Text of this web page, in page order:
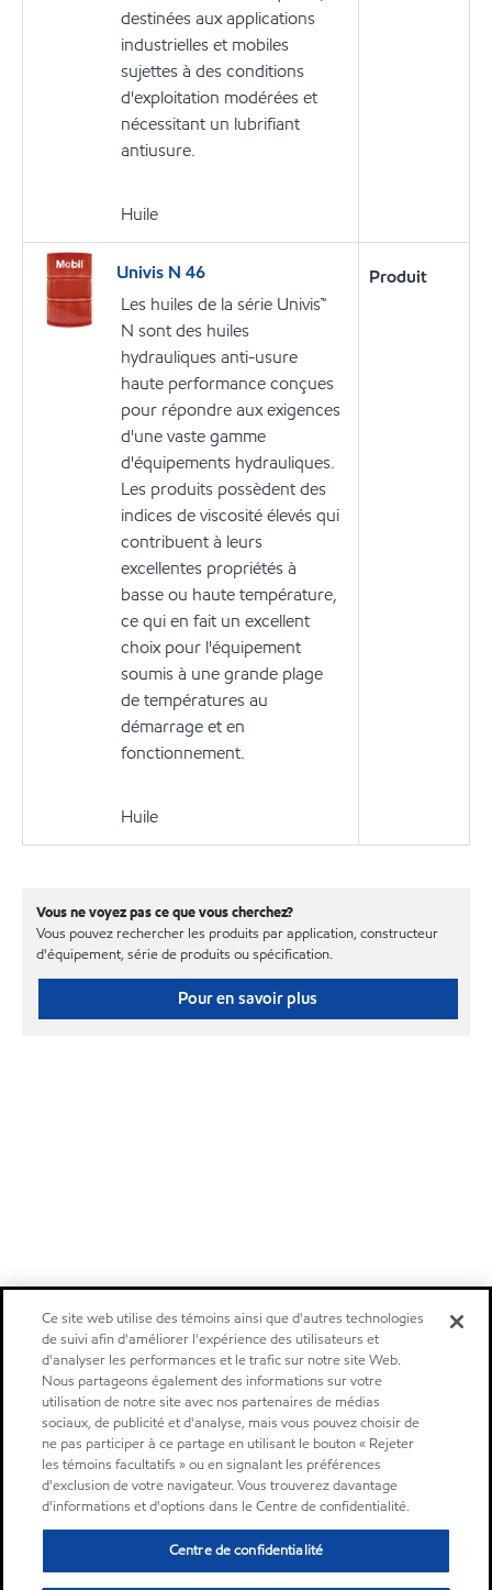
destinées aux applications
industrielles et mobiles
sujettes à des conditions
d'exploitation modérées et
nécessitant un lubrifiant
antiusure.
Huile
Univis N 46
Les huiles de la série Univis™
N sont des huiles
hydrauliques anti-usure
haute performance conçues
pour répondre aux exigences
d'une vaste gamme
d'équipements hydrauliques.
Les produits possèdent des
indices de viscosité élevés qui
contribuent à leurs
excellentes propriétés à
basse ou haute température,
ce qui en fait un excellent
choix pour l'équipement
soumis à une grande plage
de températures au
démarrage et en
fonctionnement.
Huile
Produit
Vous ne voyez pas ce que vous cherchez?
Vous pouvez rechercher les produits par application, constructeur
d'équipement, série de produits ou spécification.
Pour en savoir plus
Ce site web utilise des témoins ainsi que d'autres technologies
de suivi afin d'améliorer l'expérience des utilisateurs et
d'analyser les performances et le trafic sur notre site Web.
Nous partageons également des informations sur votre
utilisation de notre site avec nos partenaires de médias
sociaux, de publicité et d'analyse, mais vous pouvez choisir de
ne pas participer à ce partage en utilisant le bouton « Rejeter
les témoins facultatifs » ou en signalant les préférences
d'exclusion de votre navigateur. Vous trouverez davantage
d'informations et d'options dans le Centre de confidentialité.
Centre de confidentialité